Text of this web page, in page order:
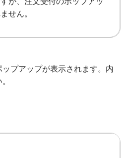
せん。
プアップが表示されます。内